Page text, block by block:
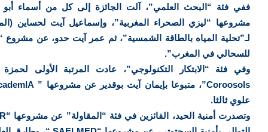
ففي فئة “البحث العلمي”، آلت الجائزة إلى كل من أسماء أبو
مشروعها “ليزي الصحراء المغربية”، وإسماعیل آیت لحساين
لـ”تحلية المياه بالطاقة الشمسية”، ثم عمر آیت حدو، عن مشروع
للسحالي في المغرب”.
وفي فئة “الابتكار التكنولوجي”، عادت المرتبة الأولى
علوي ثالثا.